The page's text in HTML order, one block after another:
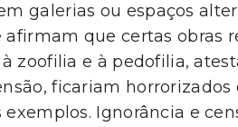
galerias ou espaços
afirmam que certas obras
zoofilia e à pedofilia,
ficariam
exemplos. Ignorância e